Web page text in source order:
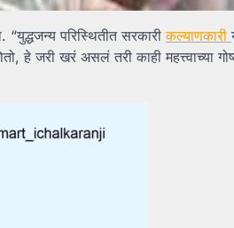
“युद्धजन्य परिस्थितीत सरकारीकल्याणकारी
हे जरी खरं असलं तरी काही महत्त्वाच्या